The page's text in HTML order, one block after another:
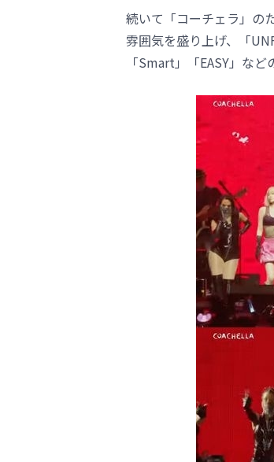
続いて「コーチェラ」の
雰囲気を盛り上げ、「
「Smart」「EASY」な